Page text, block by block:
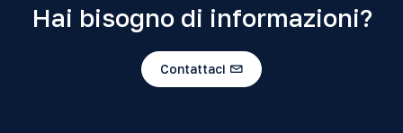
Hai bisogno di informazioni?
Contattaci